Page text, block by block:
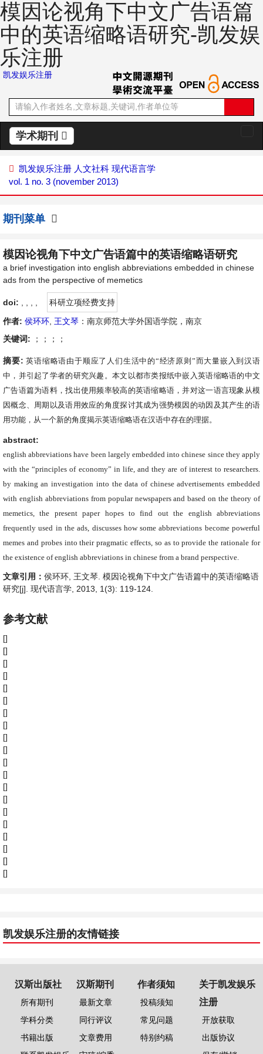
模因论视角下中文广告语篇
中的英语缩略语研究-凯发娱
乐注册
凯发娱乐注册
学术期刊
换
凯发娱乐注册 人文社科 现代语言学
vol. 1 no. 3 (november 2013)
期刊菜单
模因论视角下中文广告语篇中的英语缩略语研究
a brief investigation into english abbreviations embedded in chinese
ads from the perspective of memetics
doi:
科研立项经费支持
作者: 侯环环 王文琴 ：南京师范大学外国语学院，南京
关键词:
；；；；
摘要:英语缩略语由于顺应了人们生活中的“经济原则”而大量嵌入到汉语
中，并引起了学者的研究兴趣。本文以都市类报纸中嵌入英语缩略语的中文
广告语篇为语料，找出使用频率较高的英语缩略语，并对这一语言现象从模
因概念、周期以及语用效应的角度探讨其成为强势模因的动因及其产生的语
用功能，从一个新的角度揭示英语缩略语在汉语中存在的理据。
abstract:
english abbreviations have been largely embedded into chinese since they apply
with the “principles of economy” in life, and they are of interest to researchers.
by making an investigation into the data of chinese advertisements embedded
with english abbreviations from popular newspapers and based on the theory of
memetics, the present paper hopes to find out the english abbreviations
frequently used in the ads, discusses how some abbreviations become powerful
memes and probes into their pragmatic effects, so as to provide the rationale for
the existence of english abbreviations in chinese from a brand perspective.
文章引用： 侯环环, 王文琴. 模因论视角下中文广告语篇中的英语缩略语
研究[j]. 现代语言学, 2013, 1(3): 119-124.
参考文献
[]
[]
[]
[]
[]
[]
[]
[]
[]
[]
[]
[]
[]
[]
[]
[]
[]
[]
[]
[]
凯发娱乐注册的友情链接
汉斯出版社
所有期刊
学科分类
书籍出版
汉斯期刊
最新文章
同行评议
文章费用
作者须知
投稿须知
常见问题
特别约稿
关于凯发娱乐
注册
开放获取
出版协议